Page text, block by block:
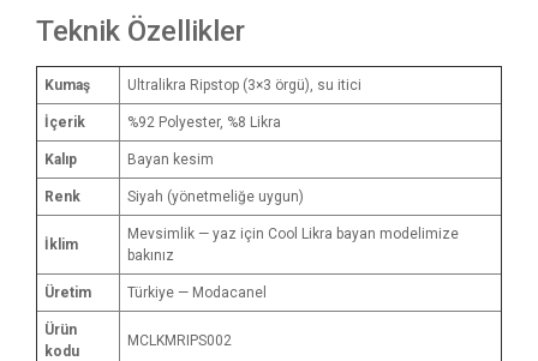
Teknik Özellikler
Kumaş Ultralikra Ripstop (3×3 örgü), su itici
İçerik %92 Polyester, %8 Likra
Kalıp Bayan kesim
Renk Siyah (yönetmeliğe uygun)
İklim
Mevsimlik — yaz için Cool Likra bayan modelimize
bakınız
Üretim Türkiye — Modacanel
Ürün
kodu
MCLKMRIPS002